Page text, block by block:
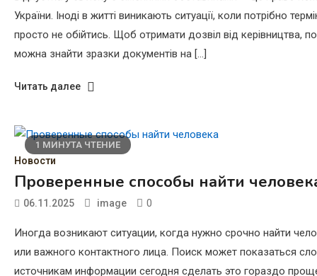
України. Іноді в житті виникають ситуації, коли потрібно
просто не обійтись. Щоб отримати дозвіл від керівництва,
можна знайти зразки документів на […]
Читать далее
1 МИНУТА ЧТЕНИЕ
Новости
Проверенные способы найти
06.11.2025 image 0
Иногда возникают ситуации, когда нужно срочно найти
или важного контактного лица. Поиск может показаться
источникам информации сегодня сделать это гораздо